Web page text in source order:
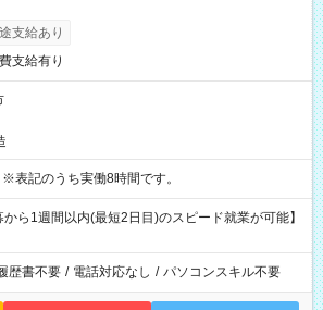
支給あり
支給有り
8:00～17:00 ※表記のうち実働8時間です。
ら1週間以内(最短2日目)のスピード就業が可能】
歴書不要 / 電話対応なし / パソコンスキル不要